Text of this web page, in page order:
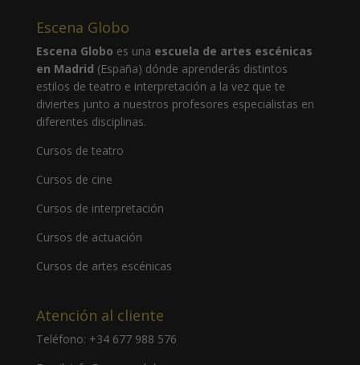
Escena Globo
Escena Globo es una escuela de artes escénicas
en Madrid (España) dónde aprenderás distintos
estilos de teatro e interpretación a la vez que te
diviertes junto a nuestros profesores especialistas en
diferentes disciplinas.
Cursos de teatro
Cursos de cine
Cursos de interpretación
Cursos de actuación
Cursos de artes escénicas
Atención al cliente
Teléfono: +34 677 988 576